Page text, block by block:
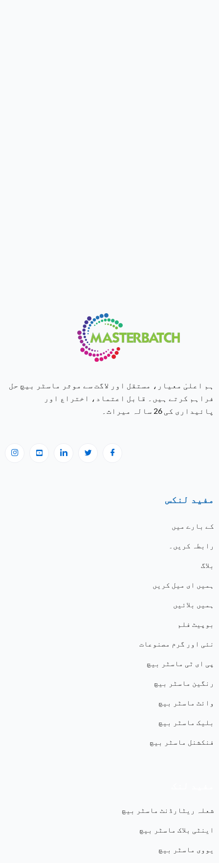
ہم اعلیٰ معیار، مستقل اور لاگت سے موثر ماسٹر بیچ حل
فراہم کرتے ہیں۔ قابل اعتماد، اختراع اور
پائیداری کی 26 سالہ میراث۔
مفید لنکس
کے بارے میں
رابطہ کریں۔
بلاگ
ہمیں ای میل کریں
ہمیں بلائیں
بوپیٹ فلم
نئی اور گرم مصنوعات
پی ای ٹی ماسٹر بیچ
رنگین ماسٹر بیچ
وائٹ ماسٹر بیچ
بلیک ماسٹر بیچ
فنکشنل ماسٹر بیچ
شعلہ ریٹارڈنٹ ماسٹر بیچ
اینٹی بلاک ماسٹر بیچ
یووی ماسٹر بیچ